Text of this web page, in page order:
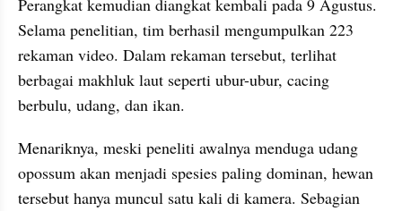
Perangkat kemudian diangkat kembali pada 9 Agustus.
Selama penelitian, tim berhasil mengumpulkan 223
rekaman video. Dalam rekaman tersebut, terlihat
berbagai makhluk laut seperti ubur-ubur, cacing
berbulu, udang, dan ikan.
Menariknya, meski peneliti awalnya menduga udang
opossum akan menjadi spesies paling dominan, hewan
tersebut hanya muncul satu kali di kamera. Sebagian